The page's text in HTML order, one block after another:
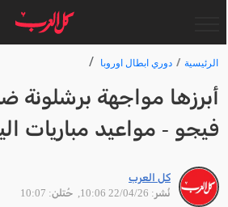
الرئيسية دوري ابطال اوروبا
أبرزها مواجهة برشلونة
فيجو - مواعيد مباريات
كل العرب
نُشر: 22/04/26 10:06
, حُتلن: 10:07